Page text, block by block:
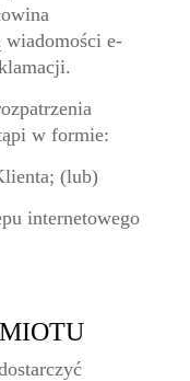
e-
w formie:
(lub)
internetowego